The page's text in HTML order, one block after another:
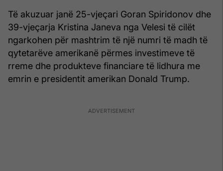
Të akuzuar janë 25-vjeçari Goran Spiridonov dhe
39-vjeçarja Kristina Janeva nga Velesi të cilët
ngarkohen për mashtrim të një numri të madh të
qytetarëve amerikanë përmes investimeve të
rreme dhe produkteve financiare të lidhura me
emrin e presidentit amerikan Donald Trump.